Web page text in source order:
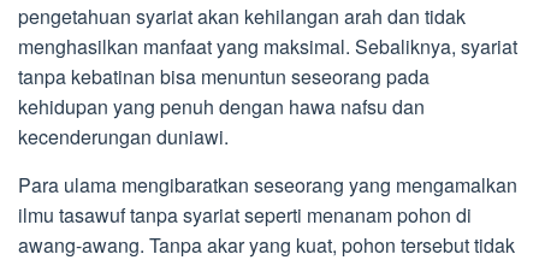
pengetahuan syariat akan kehilangan arah dan tidak
menghasilkan manfaat yang maksimal. Sebaliknya, syariat
tanpa kebatinan bisa menuntun seseorang pada
kehidupan yang penuh dengan hawa nafsu dan
kecenderungan duniawi.
Para ulama mengibaratkan seseorang yang mengamalkan
ilmu tasawuf tanpa syariat seperti menanam pohon di
awang-awang. Tanpa akar yang kuat, pohon tersebut tidak